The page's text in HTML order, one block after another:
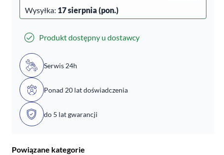
Wysyłka: 17 sierpnia (pon.)
Produkt dostępny u dostawcy
Serwis 24h
Ponad 20 lat doświadczenia
do 5 lat gwarancji
Powiązane kategorie